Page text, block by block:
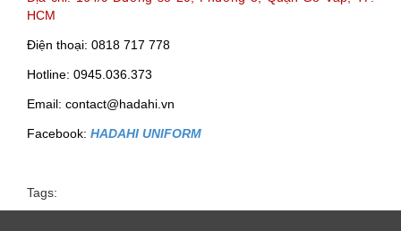
HCM
Điện thoại: 0818 717 778
Hotline: 0945.036.373
Email: contact@hadahi.vn
Facebook: HADAHI UNIFORM
Tags: